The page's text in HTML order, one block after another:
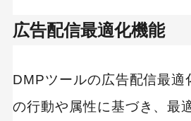
広告配信最適化機能
DMPツールの広告配信最適
の行動や属性に基づき、最